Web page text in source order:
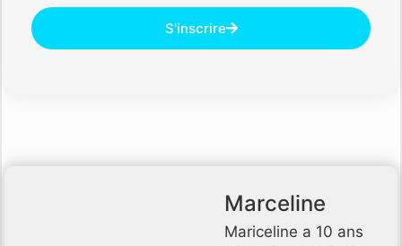
S'inscrire
Marceline
Mariceline a 10 ans